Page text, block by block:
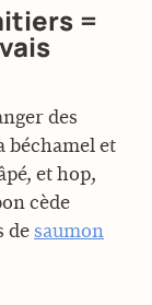
=
des
béchamel et
et hop,
cède
de saumon